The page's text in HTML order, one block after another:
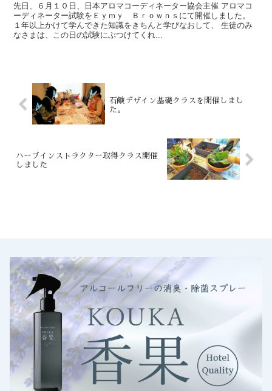
先日、６月１０日、日本アロマコーディネーター協会主催 アロマコ
ーディネーター試験をＥｙｍｙ Ｂｒｏｗｎｓにて開催しました。
１年以上かけて学んできた知識をきちんと学びなおして、 生徒のみ
なさまは、この日の試験にぶつけてくれ...
石鹸デザイン基礎クラスを開催しまし
た。
ハーブインストラクター取得クラス開催
しました